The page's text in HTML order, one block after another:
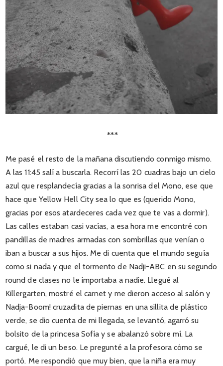
***
Me pasé el resto de la mañana discutiendo conmigo mismo.
A las 11:45 salí a buscarla. Recorrí las 20 cuadras bajo un cielo
azul que resplandecía gracias a la sonrisa del Mono, ese que
hace que Yellow Hell City sea lo que es (querido Mono,
gracias por esos atardeceres cada vez que te vas a dormir).
Las calles estaban casi vacías, a esa hora me encontré con
pandillas de madres armadas con sombrillas que venían o
iban a buscar a sus hijos. Me di cuenta que el mundo seguía
como si nada y que el tormento de Nadji-ABC en su segundo
round de clases no le importaba a nadie. Llegué al
Killergarten, mostré el carnet y me dieron acceso al salón y
Nadja-Boom! cruzadita de piernas en una sillita de plástico
verde, se dio cuenta de mi llegada, se levantó, agarró su
bolsito de la princesa Sofía y se abalanzó sobre mí. La
cargué, le di un beso. Le pregunté a la profesora cómo se
portó. Me respondió que muy bien, que la niña era muy